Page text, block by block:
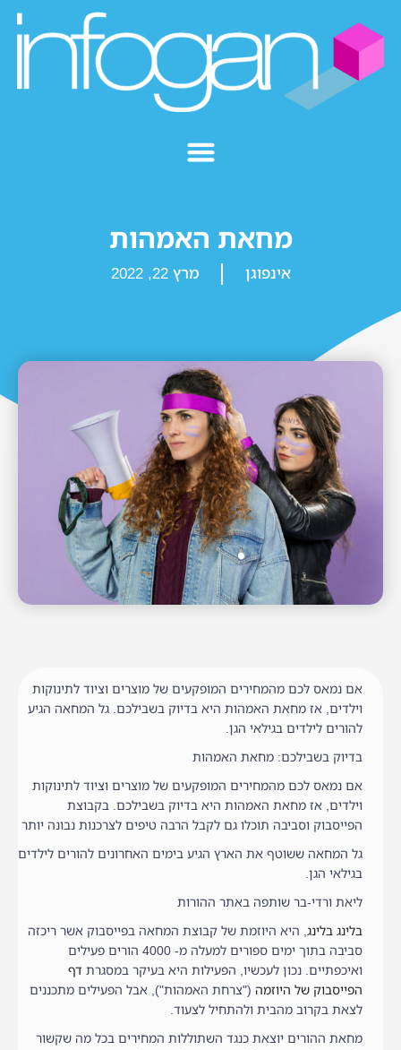
מחאת האמהות
אינפוגן מרץ 22, 2022
אם נמאס לכם מהמחירים המופקעים של מוצרים וציוד לתינוקות
וילדים, אז מחאת האמהות היא בדיוק בשבילכם. גל המחאה הגיע
להורים לילדים בגילאי הגן.
בדיוק בשבילכם: מחאת האמהות
אם נמאס לכם מהמחירים המופקעים של מוצרים וציוד לתינוקות
וילדים, אז מחאת האמהות היא בדיוק בשבילכם. בקבוצת
הפייסבוק וסביבה תוכלו גם לקבל הרבה טיפים לצרכנות נבונה יותר
גל המחאה ששוטף את הארץ הגיע בימים האחרונים להורים לילדים
בגילאי הגן.
ליאת ורדי-בר שותפה באתר ההורות
בלינג בלינג, היא היוזמת של קבוצת המחאה בפייסבוק אשר ריכזה
סביבה בתוך ימים ספורים למעלה מ- 4000 הורים פעילים
ואיכפתיים. נכון לעכשיו, הפעילות היא בעיקר במסגרת דף
הפייסבוק של היוזמה("צרחת האמהות"), אבל הפעילים מתכננים
לצאת בקרוב מהבית ולהתחיל לצעוד.
מחאת ההורים יוצאת כנגד השתוללות המחירים בכל מה שקשור